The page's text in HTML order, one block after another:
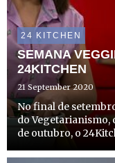
24 KITCHEN
SEMANA
24KITCHEN
21 September 2020
No final de
do Vegetarianismo,
de outubro, o